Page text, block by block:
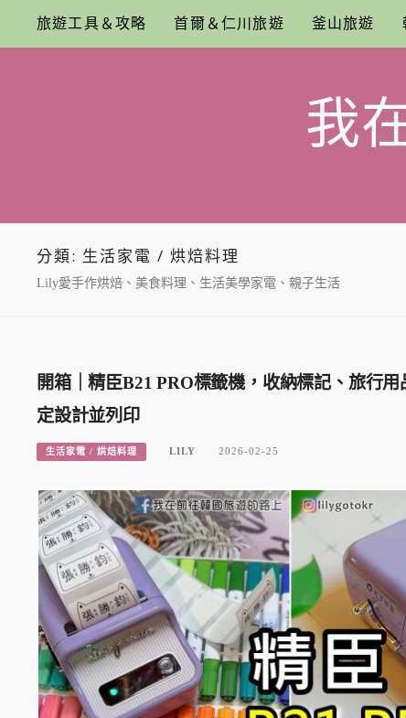
content
旅遊工具＆攻略 首爾＆仁川旅遊 釜山旅遊
我
分類: 生活家電 / 烘焙料理
Lily愛手作烘焙、美食料理、生活美學家電、親子生活
開箱｜精臣B21 PRO標籤機，收納標記、旅行
定設計並列印
生活家電 / 烘焙料理 LILY 2026-02-25